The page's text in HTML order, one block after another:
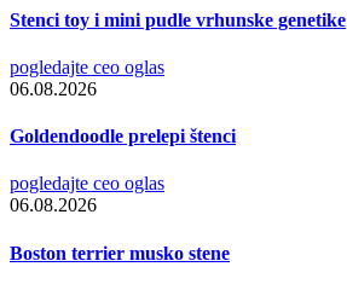
Stenci toy i mini pudle vrhunske genetike
pogledajte ceo oglas
06.08.2026
Goldendoodle prelepi štenci
pogledajte ceo oglas
06.08.2026
Boston terrier musko stene